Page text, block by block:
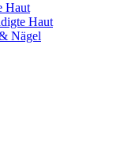
Haut
Haut
Nägel